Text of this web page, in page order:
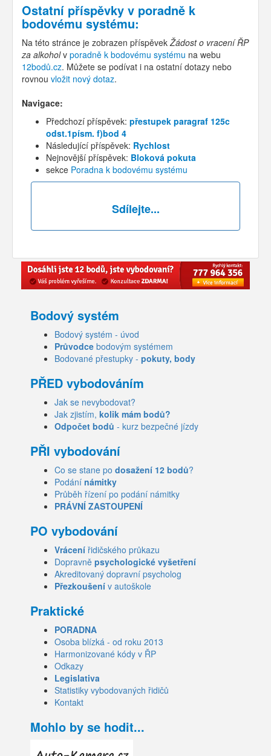
Ostatní příspěvky v poradně k
bodovému systému:
Na této stránce je zobrazen příspěvek Žádost o vracení ŘP
za alkoholv poradně k bodovému systému na webu
12bodů.cz. Můžete se podívat i na ostatní dotazy nebo
rovnou vložit nový dotaz.
Navigace:
Předchozí příspěvek: přestupek paragraf 125c
odst.1písm. f)bod 4
Následující příspěvek: Rychlost
Nejnovější příspěvek: Bloková pokuta
sekce Poradna k bodovému systému
Sdílejte...
Bodový systém
Bodový systém - úvod
Průvodce bodovým systémem
Bodované přestupky - pokuty, body
PŘED vybodováním
Jak se nevybodovat?
Jak zjistím, kolik mám bodů?
Odpočet bodů - kurz bezpečné jízdy
PŘI vybodování
Co se stane po dosažení 12 bodů?
Podání námitky
Průběh řízení po podání námitky
PRÁVNÍ ZASTOUPENÍ
PO vybodování
Vrácení řidičského průkazu
Dopravně psychologické vyšetření
Akreditovaný dopravní psycholog
Přezkoušení v autoškole
Praktické
PORADNA
Osoba blízká - od roku 2013
Harmonizované kódy v ŘP
Odkazy
Legislativa
Statistiky vybodovaných řidičů
Kontakt
Mohlo by se hodit...